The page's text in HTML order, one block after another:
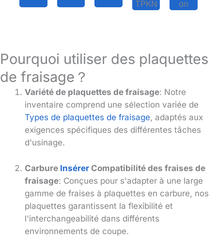
TPKN
on
Pourquoi utiliser des plaquettes
de fraisage？
Variété de plaquettes de fraisage: Notre
inventaire comprend une sélection variée de
Types de plaquettes de fraisage, adaptés aux
exigences spécifiques des différentes tâches
d'usinage.
Carbure Insérer Compatibilité des fraises de
fraisage: Conçues pour s'adapter à une large
gamme de fraises à plaquettes en carbure, nos
plaquettes garantissent la flexibilité et
l'interchangeabilité dans différents
environnements de coupe.